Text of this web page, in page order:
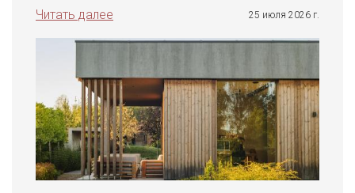
Читать далее
25 июля 2026 г.